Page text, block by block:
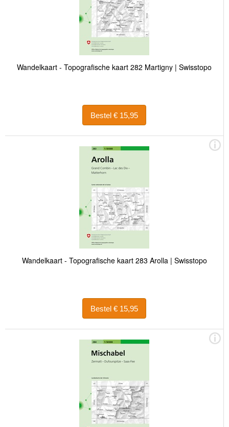
Wandelkaart - Topografische kaart 282 Martigny | Swisstopo
Bestel € 15,95
Wandelkaart - Topografische kaart 283 Arolla | Swisstopo
Bestel € 15,95